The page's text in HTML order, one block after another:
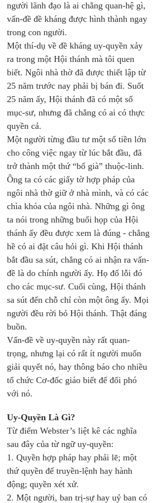
người lãnh đạo là ai chẳng quan-hệ gì,
vấn-đề đề kháng được hình thành ngay
trong con người.
Một thí-dụ về đề kháng uy-quyền xảy
ra trong một Hội thánh mà tôi quen
biết. Ngôi nhà thờ đã được thiết lập từ
25 năm trước nay phải bị bán đi. Suốt
25 năm ấy, Hội thánh đã có một số
mục-sư, nhưng đã chẳng có ai có thực
quyền cả.
Một người từng đầu tư một số tiền lớn
cho công việc ngay từ lúc bắt đầu, đã
trở thành một thứ “bố già” thuộc-linh.
Ông ta có các giấy tờ hợp pháp của
ngôi nhà thờ giữ ở nhà mình, và có các
chìa khóa của ngôi nhà. Những gì ông
ta nói trong những buổi họp của Hội
thánh ấy đều được xem là đúng - chẳng
hề có ai đặt câu hỏi gì. Khi Hội thánh
bắt đầu sa sút, chẳng có ai nhận ra vấn-
đề là do chính người ấy. Họ đổ lỗi đó
cho các mục-sư. Cuối cùng, Hội thánh
sa sút đến chỗ chỉ còn một ông ấy. Mọi
người đều rời bỏ Hội thánh. Thật đáng
buồn.
Vấn-đề về uy-quyền này rất quan-
trọng, nhưng lại có rất ít người muốn
giải quyết nó, hay thông báo cho nhiều
tổ chức Cơ-đốc giáo biết để đối phó
với nó.
Uy-Quyền Là Gì?
Từ điểm Webster’s liệt kê các nghĩa
sau đây của từ ngữ uy-quyền:
1. Quyền hợp pháp hay phải lẽ; một
thứ quyền để truyền-lệnh hay hành
động; quyền xét xử.
2. Một người, ban trị-sự hay uỷ ban có